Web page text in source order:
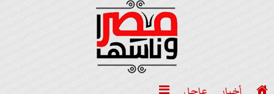
 أخبار عاجل 